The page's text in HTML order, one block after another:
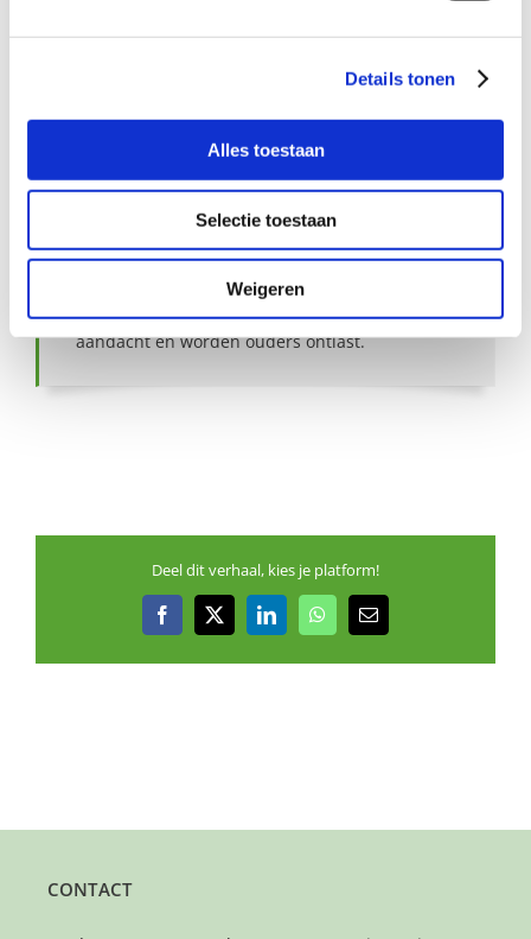
Details tonen
Alles toestaan
Selectie toestaan
Weigeren
Bekijk andere zoekprofielen
Over Buurtgezinnen
Onder het motto ‘Opgroeien doen we samen’,
koppelt Buurtgezinnen gezinnen die steun
kunnen gebruiken aan een stabiel gezin in de
buurt. Zo krijgen kinderen wat extra liefde en
aandacht en worden ouders ontlast.
Deel dit verhaal, kies je platform!
Facebook
X LinkedInWhatsApp
E-
CONTACT